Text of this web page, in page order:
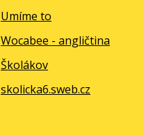
Umíme to
Wocabee - angličtina
Školákov
skolicka6.sweb.cz